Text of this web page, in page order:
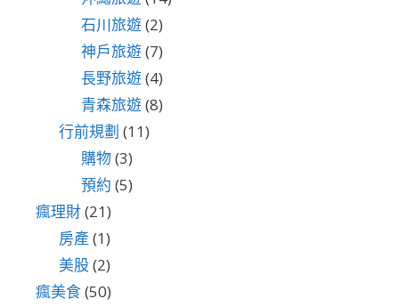
石川旅遊(2)
神戶旅遊(7)
長野旅遊(4)
青森旅遊(8)
行前規劃 (11)
購物(3)
預約 (5)
瘋理財(21)
房產 (1)
美股(2)
瘋美食(50)